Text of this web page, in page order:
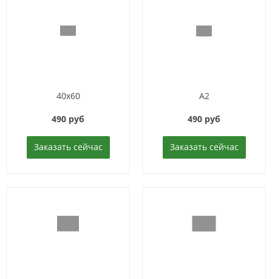
40x60
490 руб
Заказать сейчас
A2
490 руб
Заказать сейчас